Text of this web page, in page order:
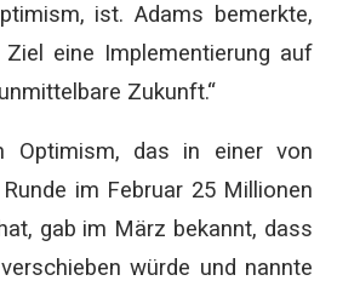
ist. Adams bemerkte,
eine Implementierung auf
Zukunft.“
Optimism, das in einer von
im Februar 25 Millionen
gab im März bekannt, dass
würde und nannte